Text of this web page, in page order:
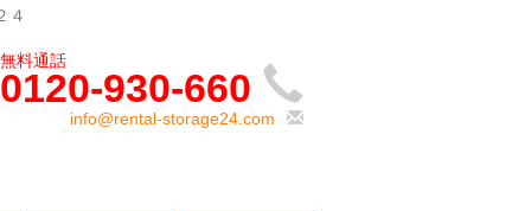
４
0120-930-660
info@rental-storage24.com